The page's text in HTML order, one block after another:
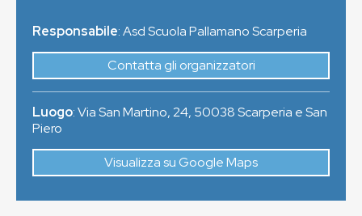
Responsabile: Asd Scuola Pallamano Scarperia
Contatta gli organizzatori
Luogo:Via San Martino, 24, 50038Scarperia e San
Piero
Visualizza su Google Maps